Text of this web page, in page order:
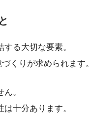
る大切な要素。
くりが求められます。
。
十分あります。